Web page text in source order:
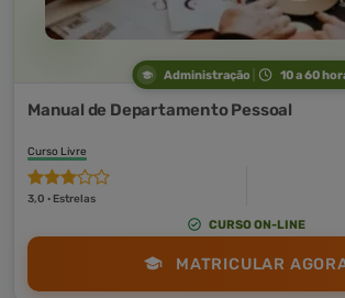
Administração 10 a 60
Manual de Departamento Pessoal
Curso Livre
3,0 · Estrelas
CURSO ON-LINE
MATRICULAR